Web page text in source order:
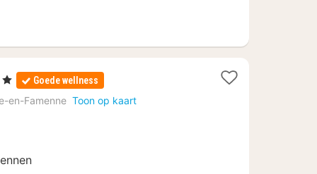
Goede wellness
en-Famenne Toon op kaart